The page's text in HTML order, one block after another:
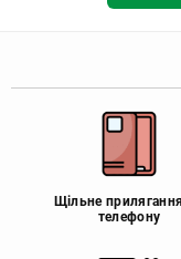
Щільне
телефону